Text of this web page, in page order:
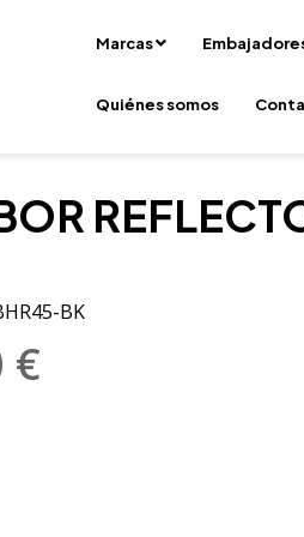
Marcas
Quiénes somos
BK
€